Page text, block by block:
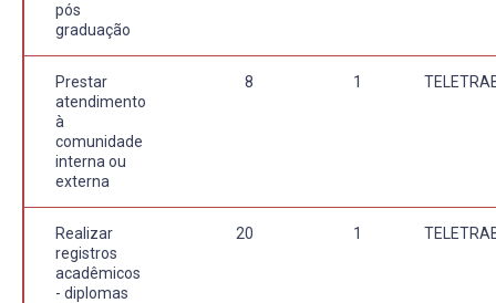
pós
graduação
Prestar
atendimento
à
comunidade
interna ou
externa
8 1
Realizar
registros
acadêmicos
- diplomas
20 1